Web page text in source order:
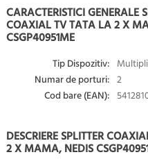
CARACTERISTICI GENERALE
COAXIAL TV TATA LA 2 X
CSGP40951ME
Tip Dispozitiv:
Numar de porturi: 2
Cod bare (EAN):
DESCRIERE SPLITTER
2 X MAMA, NEDIS